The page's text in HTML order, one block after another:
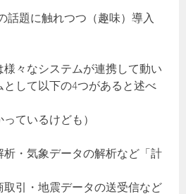
の話題に触れつつ（趣味）導入
々なシステムが連携して動い
して以下の4つがあると述べ
ているけども）
・気象データの解析など「計
引・地震データの送受信など